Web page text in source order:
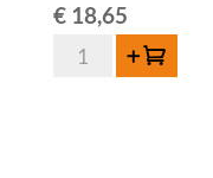
€18,65
Lindemans Toevoegen